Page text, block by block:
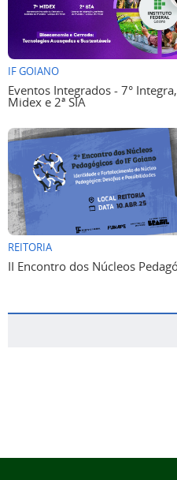
IF GOIANO
Eventos Integrados - 7°
Midex e 2ª SIA
REITORIA
II Encontro dos Núcleos